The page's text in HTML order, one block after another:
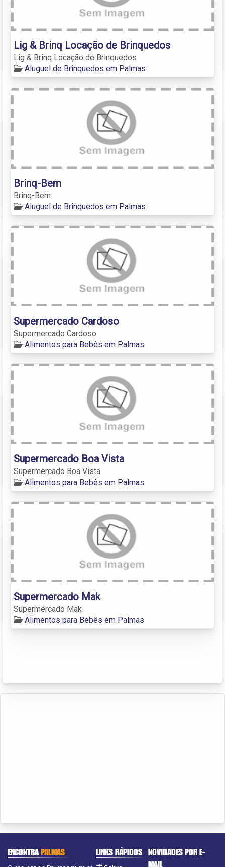
Lig & Brinq Locação de Brinquedos
Lig & Brinq Locação de Brinquedos
Aluguel de Brinquedos em Palmas
Brinq-Bem
Brinq-Bem
Aluguel de Brinquedos em Palmas
Supermercado Cardoso
Supermercado Cardoso
Alimentos para Bebês em Palmas
Supermercado Boa Vista
Supermercado Boa Vista
Alimentos para Bebês em Palmas
Supermercado Mak
Supermercado Mak
Alimentos para Bebês em Palmas
ENCONTRAPALMAS LINKS RÁPIDOS NOVIDADES POR E-
MAIL